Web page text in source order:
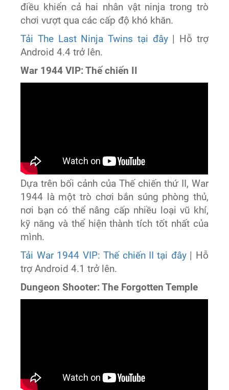
điều khiển cả hai nhân vật ninja trong trò
chơi vượt qua các cấp độ khó khăn.
Tải The Last Ninja Twins tại đây
| Hỗ trợ
Android 4.4 trở lên.
War 1944 VIP: Thế chiến II
Dựa trên bối cảnh của Thế chiến thứ II, War
1944 là một trò chơi bắn súng phòng thủ,
nơi bạn có thể nâng cấp nhiều loại vũ khí,
kỹ năng và thể hiện thành tích tốt nhất của
mình.
Tải War 1944 VIP: Thế chiến II tại đây| Hỗ
trợ Android 4.1 trở lên.
Dungeon Shooter: The Forgotten Temple